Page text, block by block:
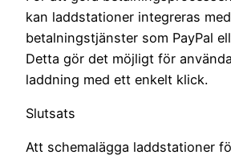
kan laddstationer integreras med
betalningstjänster som PayPal
Detta gör det möjligt för
laddning med ett enkelt klick.
Slutsats
Att schemalägga laddstationer